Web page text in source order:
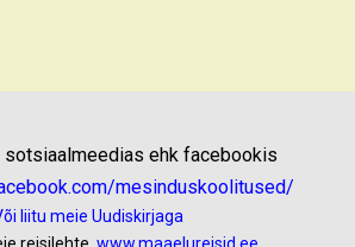
ehk facebookis
mesinduskoolitused/
liitu meie Uudiskirjaga